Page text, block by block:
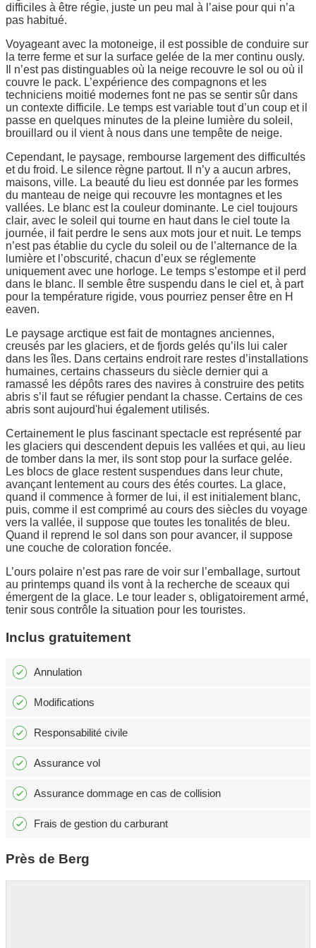
difficiles à être régie, juste un peu mal à l’aise pour qui n’a
pas habitué.
Voyageant avec la motoneige, il est possible de conduire sur
la terre ferme et sur la surface gelée de la mer continu ously.
Il n’est pas distinguables où la neige recouvre le sol ou où il
couvre le pack. L’expérience des compagnons et les
techniciens moitié modernes font ne pas se sentir sûr dans
un contexte difficile. Le temps est variable tout d’un coup et il
passe en quelques minutes de la pleine lumière du soleil,
brouillard ou il vient à nous dans une tempête de neige.
Cependant, le paysage, rembourse largement des difficultés
et du froid. Le silence règne partout. Il n’y a aucun arbres,
maisons, ville. La beauté du lieu est donnée par les formes
du manteau de neige qui recouvre les montagnes et les
vallées. Le blanc est la couleur dominante. Le ciel toujours
clair, avec le soleil qui tourne en haut dans le ciel toute la
journée, il fait perdre le sens aux mots jour et nuit. Le temps
n’est pas établie du cycle du soleil ou de l’alternance de la
lumière et l’obscurité, chacun d’eux se réglemente
uniquement avec une horloge. Le temps s’estompe et il perd
dans le blanc. Il semble être suspendu dans le ciel et, à part
pour la température rigide, vous pourriez penser être en H
eaven.
Le paysage arctique est fait de montagnes anciennes,
creusés par les glaciers, et de fjords gelés qu’ils lui caler
dans les îles. Dans certains endroit rare restes d’installations
humaines, certains chasseurs du siècle dernier qui a
ramassé les dépôts rares des navires à construire des petits
abris s’il faut se réfugier pendant la chasse. Certains de ces
abris sont aujourd'hui également utilisés.
Certainement le plus fascinant spectacle est représenté par
les glaciers qui descendent depuis les vallées et qui, au lieu
de tomber dans la mer, ils sont stop pour la surface gelée.
Les blocs de glace restent suspendues dans leur chute,
avançant lentement au cours des étés courtes. La glace,
quand il commence à former de lui, il est initialement blanc,
puis, comme il est comprimé au cours des siècles du voyage
vers la vallée, il suppose que toutes les tonalités de bleu.
Quand il reprend le sol dans son pour avancer, il suppose
une couche de coloration foncée.
L’ours polaire n’est pas rare de voir sur l’emballage, surtout
au printemps quand ils vont à la recherche de sceaux qui
émergent de la glace. Le tour leader s, obligatoirement armé,
tenir sous contrôle la situation pour les touristes.
Inclus gratuitement
Annulation
Modifications
Responsabilité civile
Assurance vol
Assurance dommage en cas de collision
Frais de gestion du carburant
Près de Berg